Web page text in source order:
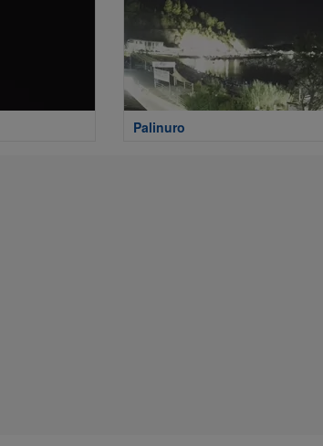
Palinuro